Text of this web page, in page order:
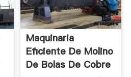
Maquinaria
Eficiente De Molino
De Bolas De Cobre